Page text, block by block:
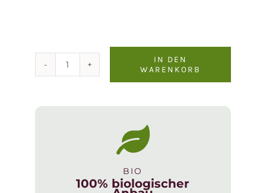
Lamarossa
IN DEN
WARENKORB
BIO
100% biologischer